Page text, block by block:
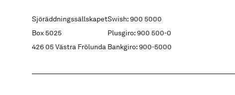
Sjöräddningssällskapet
Box 5025
426 05 Västra Frölunda
Swish: 900 5000
Plusgiro: 900 500-0
Bankgiro: 900-5000